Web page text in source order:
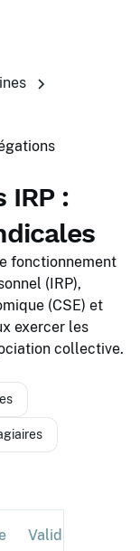
IRP :
fonctionnement
(IRP),
(CSE) et
exercer les
collective.
Validation